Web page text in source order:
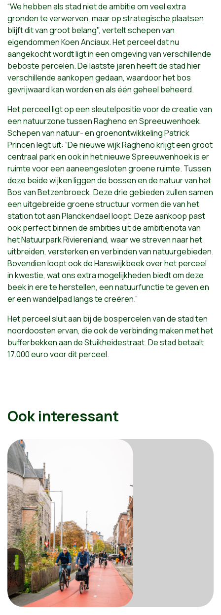
“We hebben als stad niet de ambitie om veel extra
gronden te verwerven, maar op strategische plaatsen
blijft dit van groot belang", vertelt schepen van
eigendommen Koen Anciaux. Het perceel dat nu
aangekocht wordt ligt in een omgeving van verschillende
beboste percelen. De laatste jaren heeft de stad hier
verschillende aankopen gedaan, waardoor het bos
gevrijwaard kan worden en als één geheel beheerd.
Het perceel ligt op een sleutelpositie voor de creatie van
een natuurzone tussen Ragheno en Spreeuwenhoek.
Schepen van natuur- en groenontwikkeling Patrick
Princen legt uit: “De nieuwe wijk Ragheno krijgt een groot
centraal park en ook in het nieuwe Spreeuwenhoek is er
ruimte voor een aaneengesloten groene ruimte. Tussen
deze beide wijken liggen de bossen en de natuur van het
Bos van Betzenbroeck. Deze drie gebieden zullen samen
een uitgebreide groene structuur vormen die van het
station tot aan Planckendael loopt. Deze aankoop past
ook perfect binnen de ambities uit de ambitienota van
het Natuurpark Rivierenland, waar we streven naar het
uitbreiden, versterken en verbinden van natuurgebieden.
Bovendien loopt ook de Hanswijkbeek over het perceel
in kwestie, wat ons extra mogelijkheden biedt om deze
beek in ere te herstellen, een natuurfunctie te geven en
er een wandelpad langs te creëren.”
Het perceel sluit aan bij de bospercelen van de stad ten
noordoosten ervan, die ook de verbinding maken met het
bufferbekken aan de Stuikheidestraat. De stad betaalt
17.000 euro voor dit perceel.
Ook interessant